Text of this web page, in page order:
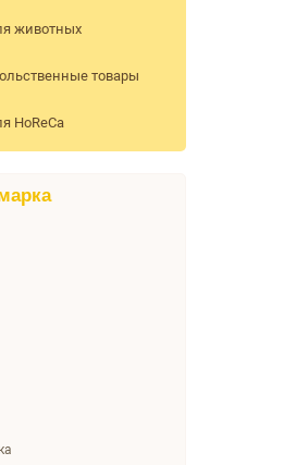
животных
товары
HoReCa